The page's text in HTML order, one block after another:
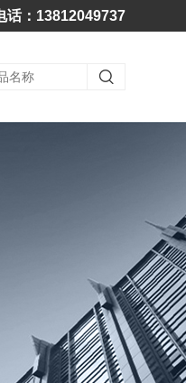
话：13812049737